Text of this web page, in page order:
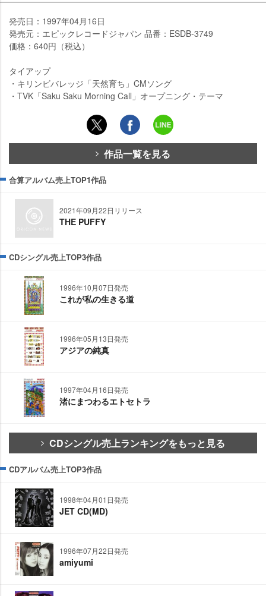
発売日：1997年04月16日
発売元：エピックレコードジャパン 品番：ESDB-3749
価格：640円（税込）
タイアップ
・キリンビバレッジ「天然育ち」CMソング
・TVK「Saku Saku Morning Call」オープニング・テーマ
作品一覧を見る
合算アルバム売上TOP1作品
2021年09月22日リリース
THE PUFFY
CDシングル売上TOP3作品
1996年10月07日発売
これが私の生きる道
1996年05月13日発売
アジアの純真
1997年04月16日発売
渚にまつわるエトセトラ
CDシングル売上ランキングをもっと見る
CDアルバム売上TOP3作品
1998年04月01日発売
JET CD(MD)
1996年07月22日発売
amiyumi